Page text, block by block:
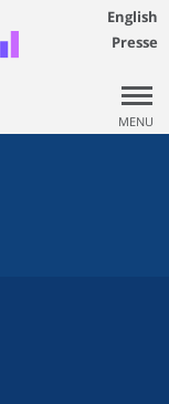
English
Presse
MENU